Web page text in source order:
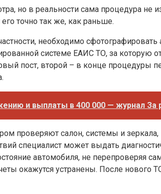
но в реальности сама процедура
точно так же, как раньше.
необходимо сфотографировать
системе ЕАИС ТО, за которую
пост, второй – в конце процедуры
и выплаты в 400 000 — журнал За
проверяют салон, системы и
специалист может выдать
автомобиля, не перепроверяя
окажутся устранены. После нового